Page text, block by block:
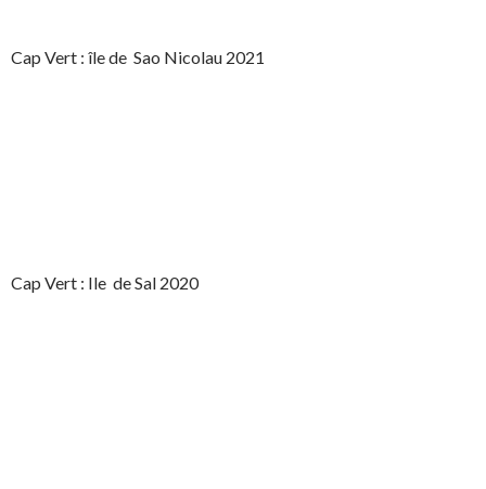
Cap Vert : île de Sao Nicolau 2021
Cap Vert : Ile de Sal 2020